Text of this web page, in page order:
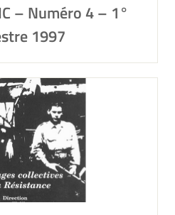
– Numéro 4 – 1°
1997